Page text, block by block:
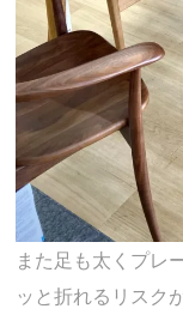
また足も太くプレ
ッと折れるリスク